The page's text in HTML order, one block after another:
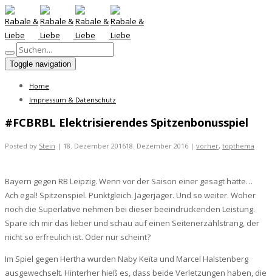
Toggle navigation
Home
Impressum & Datenschutz
#FCBRBL Elektrisierendes Spitzenbonusspiel
Posted by Stein | 18. Dezember 201618. Dezember 2016 | vorher, topthema
Bayern gegen RB Leipzig. Wenn vor der Saison einer gesagt hätte…
Ach egal! Spitzenspiel. Punktgleich. Jägerjäger. Und so weiter. Woher
noch die Superlative nehmen bei dieser beeindruckenden Leistung.
Spare ich mir das lieber und schau auf einen Seitenerzählstrang, der
nicht so erfreulich ist. Oder nur scheint?
Im Spiel gegen Hertha wurden Naby Keïta und Marcel Halstenberg
ausgewechselt. Hinterher hieß es, dass beide Verletzungen haben, die